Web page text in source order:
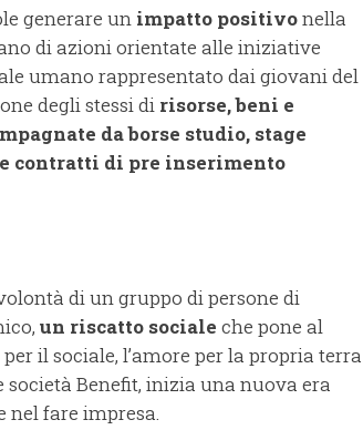
generare un impatto positivonella
di azioni orientate alle iniziative
umano rappresentato dai giovani del
degli stessi di risorse, beni e
da borse studio, stage
contratti di pre inserimento
di un gruppo di persone di
un riscatto sociale che pone al
il sociale, l’amore per la propria terra
Benefit, inizia una nuova era
nel fare impresa.